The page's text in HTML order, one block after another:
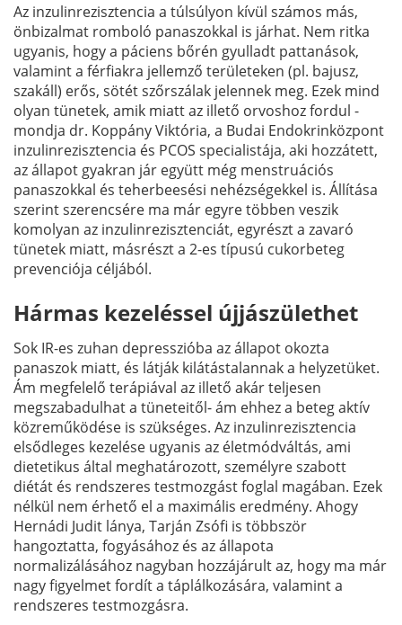
Az inzulinrezisztencia a túlsúlyon kívül számos más,
önbizalmat romboló panaszokkal is járhat. Nem ritka
ugyanis, hogy a páciens bőrén gyulladt pattanások,
valamint a férfiakra jellemző területeken (pl. bajusz,
szakáll) erős, sötét szőrszálak jelennek meg. Ezek mind
olyan tünetek, amik miatt az illető orvoshoz fordul -
mondja dr. Koppány Viktória, a Budai Endokrinközpont
inzulinrezisztencia és PCOS specialistája, aki hozzátett,
az állapot gyakran jár együtt még menstruációs
panaszokkal és teherbeesési nehézségekkel is. Állítása
szerint szerencsére ma már egyre többen veszik
komolyan az inzulinrezisztenciát, egyrészt a zavaró
tünetek miatt, másrészt a 2-es típusú cukorbeteg
prevenciója céljából.
Hármas kezeléssel újjászülethet
Sok IR-es zuhan depresszióba az állapot okozta
panaszok miatt, és látják kilátástalannak a helyzetüket.
Ám megfelelő terápiával az illető akár teljesen
megszabadulhat a tüneteitől- ám ehhez a beteg aktív
közreműködése is szükséges. Az inzulinrezisztencia
elsődleges kezelése ugyanis az életmódváltás, ami
dietetikus által meghatározott, személyre szabott
diétát és rendszeres testmozgást foglal magában. Ezek
nélkül nem érhető el a maximális eredmény. Ahogy
Hernádi Judit lánya, Tarján Zsófi is többször
hangoztatta, fogyásához és az állapota
normalizálásához nagyban hozzájárult az, hogy ma már
nagy figyelmet fordít a táplálkozására, valamint a
rendszeres testmozgásra.